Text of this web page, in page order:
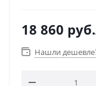
18 860 руб.
Нашли